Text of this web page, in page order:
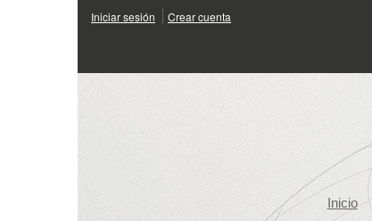
Iniciar sesión Crear cuenta
Inicio